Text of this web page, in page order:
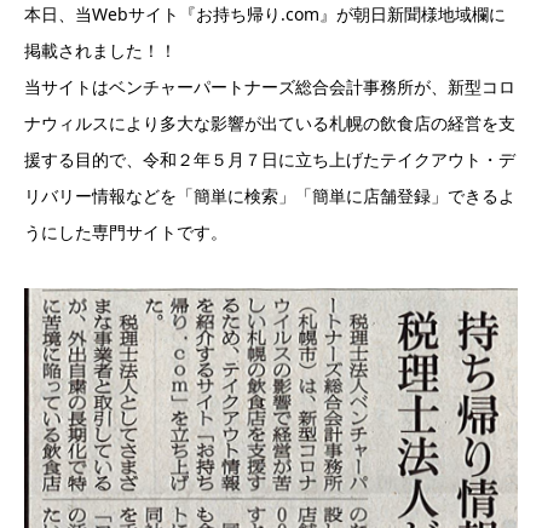
本日、当Webサイト『お持ち帰り.com』が朝日新聞様地域欄に
掲載されました！！
当サイトはベンチャーパートナーズ総合会計事務所が、新型コロ
ナウィルスにより多大な影響が出ている札幌の飲食店の経営を支
援する目的で、令和２年５月７日に立ち上げたテイクアウト・デ
リバリー情報などを「簡単に検索」「簡単に店舗登録」できるよ
うにした専門サイトです。